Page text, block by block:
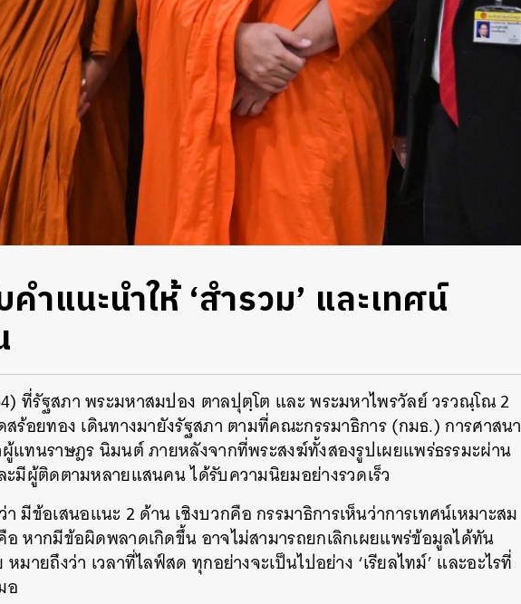
ำแนะนำให้ ‘สำรวม’ และเทศน์
ที่รัฐสภา พระมหาสมปอง ตาลปุตฺโต และ พระมหาไพรวัลย์ วรวณฺโณ 2
ร้อยทอง เดินทางมายังรัฐสภา ตามที่คณะกรรมาธิการ (กมธ.) การศาสนา
ทนราษฎร นิมนต์ ภายหลังจากที่พระสงฆ์ทั้งสองรูปเผยแพร่ธรรมะผ่าน
มีผู้ติดตามหลายแสนคน ได้รับความนิยมอย่างรวดเร็ว
มีข้อเสนอแนะ 2 ด้าน เชิงบวกคือ กรรมาธิการเห็นว่าการเทศน์เหมาะสม
หากมีข้อผิดพลาดเกิดขึ้น อาจไม่สามารถยกเลิกเผยแพร่ข้อมูลได้ทัน
มายถึงว่า เวลาที่ไลฟ์สด ทุกอย่างจะเป็นไปอย่าง ‘เรียลไทม์’ และอะไรที่
อ